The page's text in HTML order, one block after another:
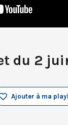
du 2
Ajouter à ma